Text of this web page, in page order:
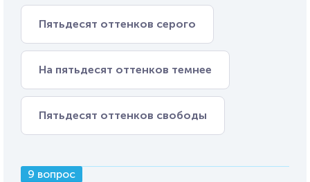
Пятьдесят оттенков серого
На пятьдесят оттенков темнее
Пятьдесят оттенков свободы
9 вопрос